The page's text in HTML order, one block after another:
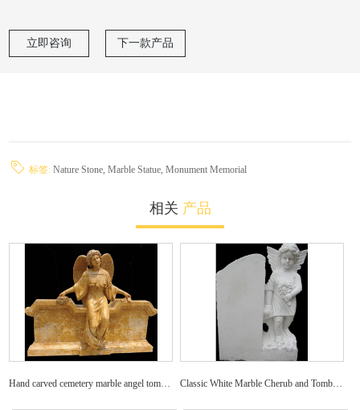
立即咨询 下一款产品
标签:Nature Stone,Marble Statue,Monument Memorial
相关 产品
Hand carved cemetery marble angel tombstone decoration Classic White Marble Cherub and Tombstone